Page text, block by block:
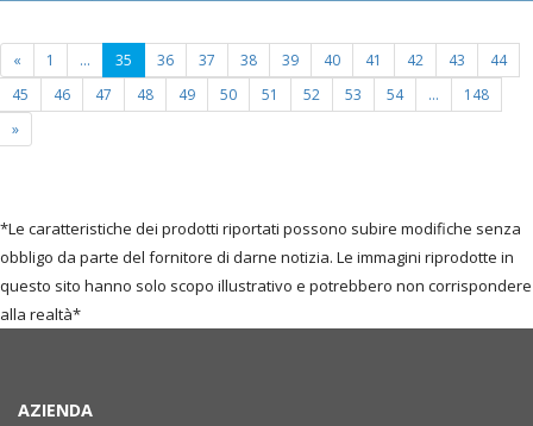
« 1 ... 35 (current
page)
36 37 38 39 40 41 42 43
44
45
46 47 48 49 50 51 52 53 54 ...
148
»
*Le caratteristiche dei prodotti riportati possono subire modifiche senza
obbligo da parte del fornitore di darne notizia. Le immagini riprodotte in
questo sito hanno solo scopo illustrativo e potrebbero non corrispondere
alla realtà*
AZIENDA